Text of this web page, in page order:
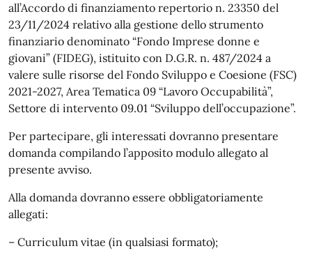
all’Accordo di finanziamento repertorio n. 23350 del
23/11/2024 relativo alla gestione dello strumento
finanziario denominato “Fondo Imprese donne e
giovani” (FIDEG), istituito con D.G.R. n. 487/2024 a
valere sulle risorse del Fondo Sviluppo e Coesione (FSC)
2021-2027, Area Tematica 09 “Lavoro Occupabilità”,
Settore di intervento 09.01 “Sviluppo dell’occupazione”.
Per partecipare, gli interessati dovranno presentare
domanda compilando l’apposito modulo allegato al
presente avviso.
Alla domanda dovranno essere obbligatoriamente
allegati:
– Curriculum vitae (in qualsiasi formato);